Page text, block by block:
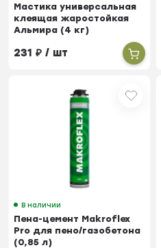
Мастика универсальная
клеящая жаростойкая
Альмира (4 кг)
231₽ / шт
В наличии
Пена-цемент Makroflex
Pro для пено/газобетона
(0,85 л)